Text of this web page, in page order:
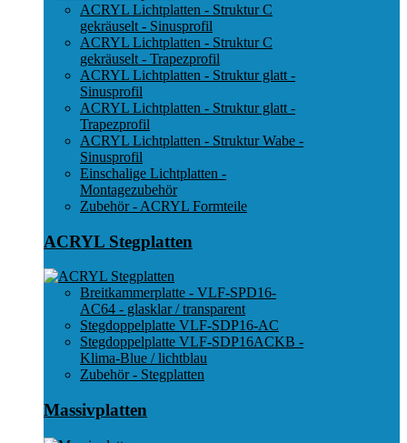
ACRYL Lichtplatten - Struktur C
gekräuselt - Sinusprofil
ACRYL Lichtplatten - Struktur C
gekräuselt - Trapezprofil
ACRYL Lichtplatten - Struktur glatt -
Sinusprofil
ACRYL Lichtplatten - Struktur glatt -
Trapezprofil
ACRYL Lichtplatten - Struktur Wabe -
Sinusprofil
Einschalige Lichtplatten -
Montagezubehör
Zubehör - ACRYL Formteile
ACRYL Stegplatten
Breitkammerplatte - VLF-SPD16-
AC64 - glasklar / transparent
Stegdoppelplatte VLF-SDP16-AC
Stegdoppelplatte VLF-SDP16ACKB -
Klima-Blue / lichtblau
Zubehör - Stegplatten
Massivplatten